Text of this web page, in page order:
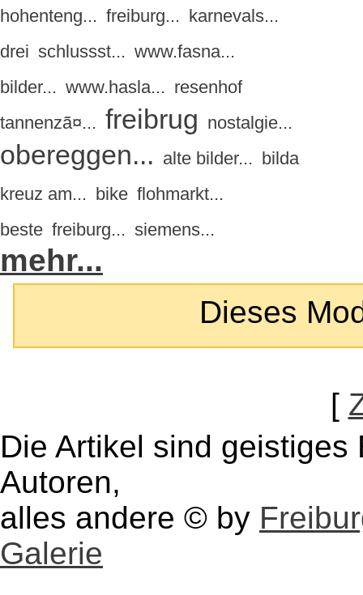
hohenteng... freiburg... karnevals...
drei schlussst... www.fasna...
bilder... www.hasla... resenhof
tannenzã¤... freibrug nostalgie...
obereggen... alte bilder... bilda
kreuz am... bike flohmarkt...
beste freiburg... siemens...
mehr...
Dieses
[
Die Artikel sind
Autoren,
alles andere © by
Galerie